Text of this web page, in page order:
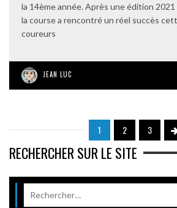
la 14ème année. Après une édition 2021
la course a rencontré un réel succès
coureurs
JEAN LUC
1 2 3
RECHERCHER SUR LE SITE